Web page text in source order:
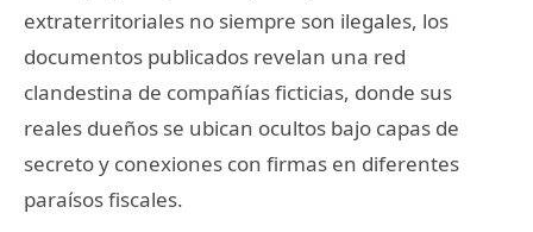
extraterritoriales no siempre son ilegales, los
documentos publicados revelan una red
clandestina de compañías ficticias, donde sus
reales dueños se ubican ocultos bajo capas de
secreto y conexiones con firmas en diferentes
paraísos fiscales.